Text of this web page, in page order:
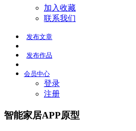
加入收藏
联系我们
发布文章
发布作品
会员中心
登录
注册
智能家居APP原型